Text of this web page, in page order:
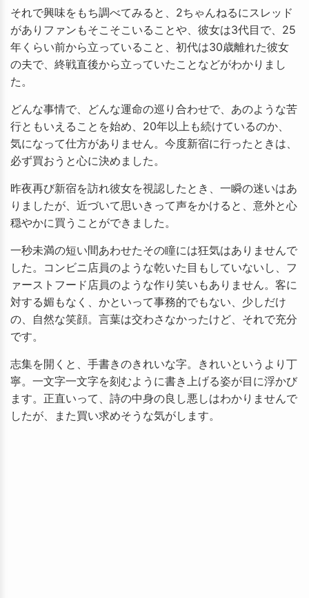
それで興味をもち調べてみると、2ちゃんねるにスレッド
がありファンもそこそこいることや、彼女は3代目で、25
年くらい前から立っていること、初代は30歳離れた彼女
の夫で、終戦直後から立っていたことなどがわかりまし
た。
どんな事情で、どんな運命の巡り合わせで、あのような苦
行ともいえることを始め、20年以上も続けているのか、
気になって仕方がありません。今度新宿に行ったときは、
必ず買おうと心に決めました。
昨夜再び新宿を訪れ彼女を視認したとき、一瞬の迷いはあ
りましたが、近づいて思いきって声をかけると、意外と心
穏やかに買うことができました。
一秒未満の短い間あわせたその瞳には狂気はありませんで
した。コンビニ店員のような乾いた目もしていないし、フ
ァーストフード店員のような作り笑いもありません。客に
対する媚もなく、かといって事務的でもない、少しだけ
の、自然な笑顔。言葉は交わさなかったけど、それで充分
です。
志集を開くと、手書きのきれいな字。きれいというより丁
寧。一文字一文字を刻むように書き上げる姿が目に浮かび
ます。正直いって、詩の中身の良し悪しはわかりませんで
したが、また買い求めそうな気がします。